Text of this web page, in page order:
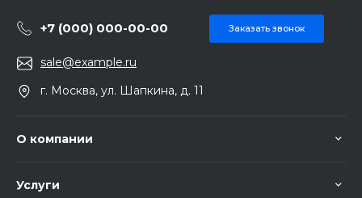
+7 (000) 000-00-00 Заказать звонок
sale@example.ru
г. Москва, ул. Шапкина, д. 11
О компании
Услуги